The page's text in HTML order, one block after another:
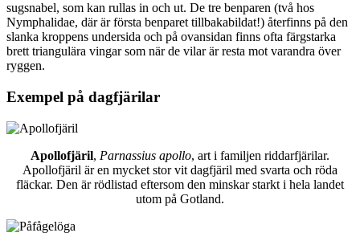
sugsnabel, som kan rullas in och ut. De tre benparen (två hos
Nymphalidae, där är första benparet tillbakabildat!) återfinns på den
slanka kroppens undersida och på ovansidan finns ofta färgstarka
brett triangulära vingar som när de vilar är resta mot varandra över
ryggen.
Exempel på dagfjärilar
Apollofjäril, Parnassius apollo, art i familjen riddarfjärilar.
Apollofjäril är en mycket stor vit dagfjäril med svarta och röda
fläckar. Den är rödlistad eftersom den minskar starkt i hela landet
utom på Gotland.